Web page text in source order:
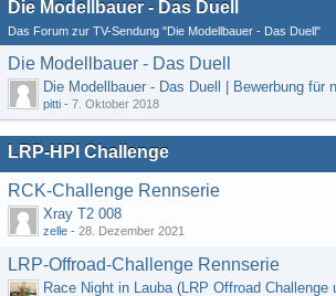
Die Modellbauer - Das Duell
Das Forum zur TV-Sendung "Die Modellbauer - Das Duell"
Die Modellbauer - Das Duell
pitti - 7. Oktober 2018
LRP-HPI Challenge
RCK-Challenge Rennserie
Xray T2 008
zelle - 28. Dezember 2021
LRP-Offroad-Challenge Rennserie